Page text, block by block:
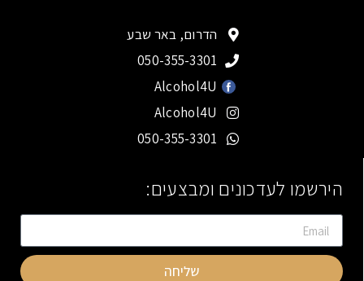
הדרום, באר שבע
050-355-3301
Alcohol4U
Alcohol4U
050-355-3301
הירשמו לעדכונים ומבצעים:
שליחה